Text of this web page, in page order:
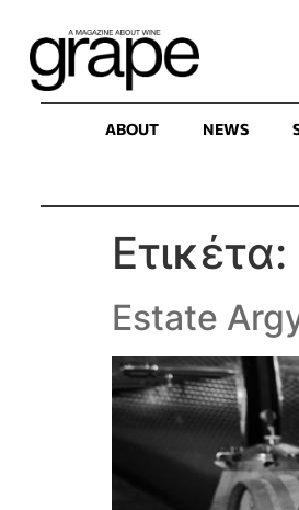
ABOUT NEWS
Ετικέτα:
Estate